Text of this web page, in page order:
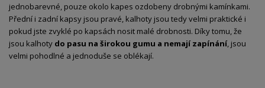
jednobarevné, pouze okolo kapes ozdobeny drobnými kamínkami.
Přední i zadní kapsy jsou pravé, kalhoty jsou tedy velmi praktické i
pokud jste zvyklé po kapsách nosit malé drobnosti. Díky tomu, že
jsou kalhoty do pasu na širokou gumu a nemají zapínání, jsou
velmi pohodlné a jednoduše se oblékají.